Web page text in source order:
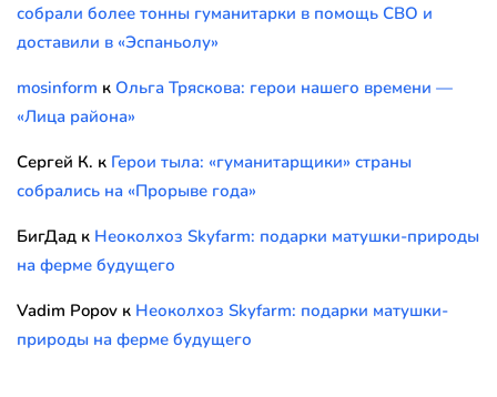
собрали более тонны гуманитарки в помощь СВО и
доставили в «Эспаньолу»
mosinform к Ольга Тряскова: герои нашего времени —
«Лица района»
Сергей К. к Герои тыла: «гуманитарщики» страны
собрались на «Прорыве года»
БигДад к Неоколхоз Skyfarm: подарки матушки-природы
на ферме будущего
Vadim Popov к Неоколхоз Skyfarm: подарки матушки-
природы на ферме будущего